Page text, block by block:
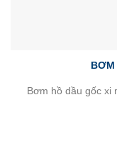
BƠM
Bơm hồ dầu gốc xi